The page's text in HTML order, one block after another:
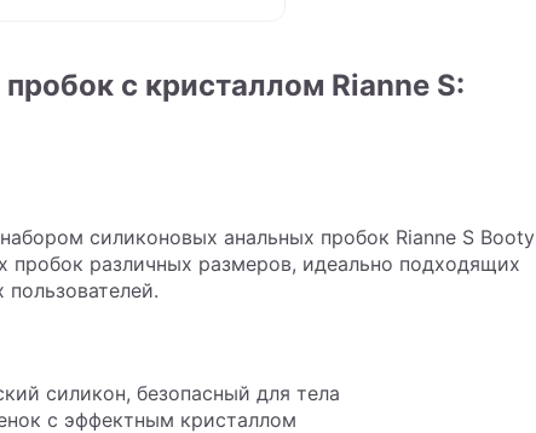
с кристаллом Rianne S:
силиконовых анальных пробок Rianne S Booty
пробок различных размеров, идеально подходящих
силикон, безопасный для тела
с эффектным кристаллом